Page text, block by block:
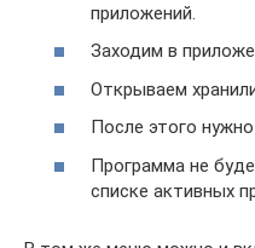
приложений.
Заходим в
Открываем
После этого
Программа не
списке активных